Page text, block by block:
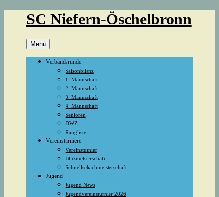
SC Niefern-Öschelbronn
Menü
Verbandsrunde
Saisonbilanz
1. Mannschaft
2. Mannschaft
3. Mannschaft
4. Mannschaft
Senioren
DWZ
Rangliste
Vereinsturniere
Vereinsturnier
Blitzmeisterschaft
Schnellschachmeisterschaft
Jugend
Jugend News
Jugendvereinsturnier 2026